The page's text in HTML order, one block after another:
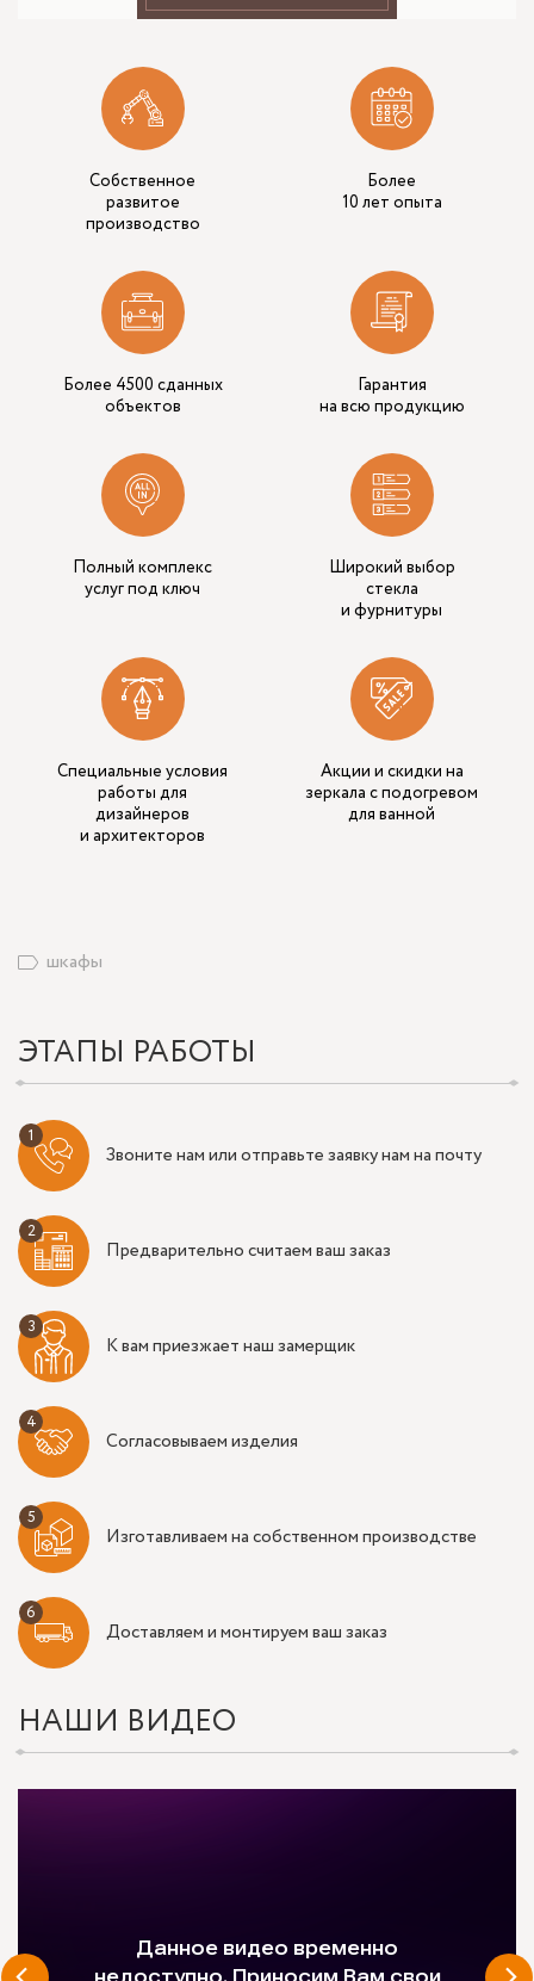
Собственное
развитое
производство
Более
10 лет опыта
Более 4500 сданных
объектов
Гарантия
на всю продукцию
Полный комплекс
услуг под ключ
Широкий выбор
стекла
и фурнитуры
Специальные условия
работы для
дизайнеров
и архитекторов
Акции и скидки на
зеркала с подогревом
для ванной
шкафы
ЭТАПЫ РАБОТЫ
Звоните нам или отправьте заявку нам на почту
Предварительно считаем ваш заказ
К вам приезжает наш замерщик
Согласовываем изделия
Изготавливаем на собственном производстве
Доставляем и монтируем ваш заказ
НАШИ ВИДЕО